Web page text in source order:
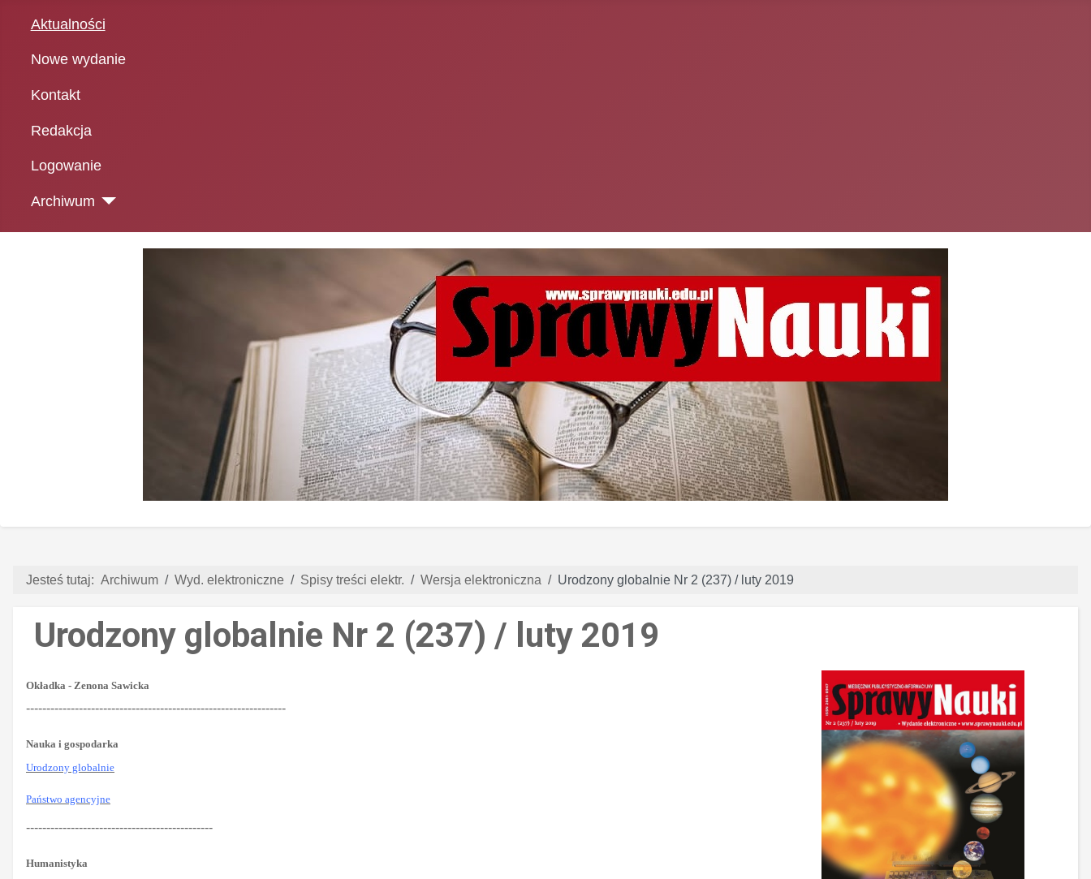
Aktualności
Nowe wydanie
Kontakt
Redakcja
Logowanie
Archiwum
Jesteś tutaj: Archiwum Wyd. elektroniczne Spisy treści elektr. Wersja elektroniczna Urodzony globalnie Nr 2 (237) / luty 2019
Urodzony globalnie Nr 2 (237) / luty 2019
Okładka - Zenona Sawicka
----------------------------------------------------------------
Nauka i gospodarka
Urodzony globalnie
Państwo agencyjne
----------------------------------------------
Humanistyka